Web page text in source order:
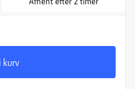
kurv